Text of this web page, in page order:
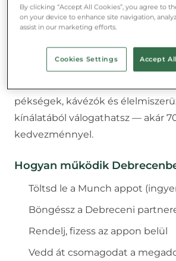
Debrecenben is egyre több
boltban elérhető a Munch app.
A Munch app segítségével
megmentheted a feleslegessé
pékségek, kávézók és
kínálatából válogathatsz — akár
kedvezménnyel.
Hogyan működik
Töltsd le a Munch appot
Böngéssz a Debreceni
Rendelj, fizess az appon belül
Vedd át csomagodat a
By clicking “Accept All Cookies”, you agree to
on your device to enhance site navigation,
assist in our marketing efforts.
Cookies Settings Accept